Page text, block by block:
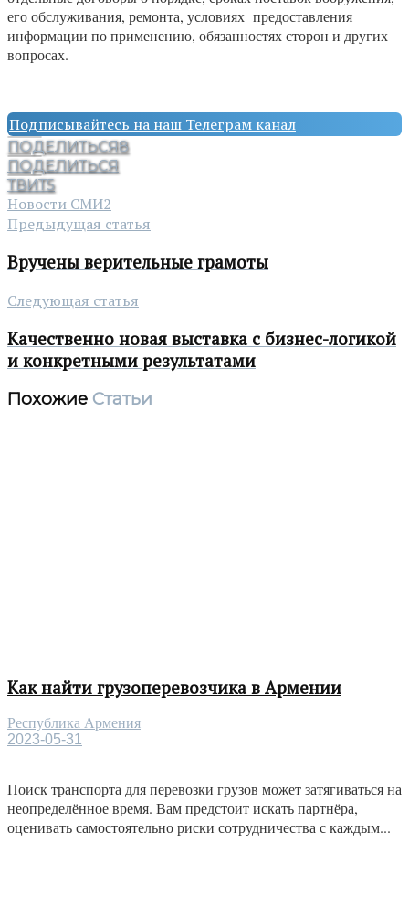
его обслуживания, ремонта, условиях предоставления
информации по применению, обязанностях сторон и других
вопросах.
Подписывайтесь на наш Телеграм канал
ПОДЕЛИТЬСЯ8
ПОДЕЛИТЬСЯ
ТВИТ5
Новости СМИ2
Предыдущая статья
Вручены верительные грамоты
Следующая статья
Качественно новая выставка с бизнес-логикой
и конкретными результатами
Похожие Статьи
Как найти грузоперевозчика в Армении
Республика Армения
2023-05-31
Поиск транспорта для перевозки грузов может затягиваться на
неопределённое время. Вам предстоит искать партнёра,
оценивать самостоятельно риски сотрудничества с каждым...